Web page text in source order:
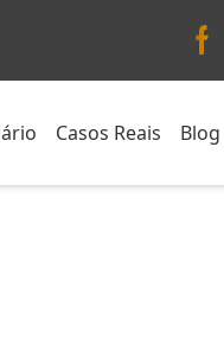
Casos Reais Blog